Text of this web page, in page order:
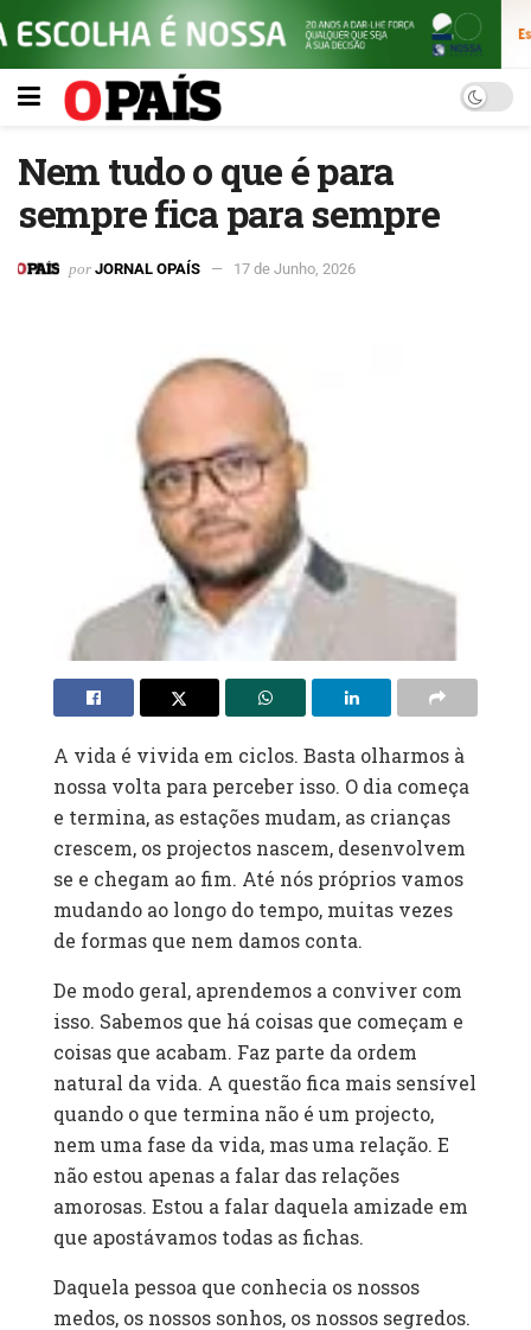
Nem tudo o que é para
sempre fica para sempre
por JORNAL OPAÍS 17 de Junho, 2026
A vida é vivida em ciclos. Basta olharmos à
nossa volta para perceber isso. O dia começa
e termina, as estações mudam, as crianças
crescem, os projectos nascem, desenvolvem
se e chegam ao fim. Até nós próprios vamos
mudando ao longo do tempo, muitas vezes
de formas que nem damos conta.
De modo geral, aprendemos a conviver com
isso. Sabemos que há coisas que começam e
coisas que acabam. Faz parte da ordem
natural da vida. A questão fica mais sensível
quando o que termina não é um projecto,
nem uma fase da vida, mas uma relação. E
não estou apenas a falar das relações
amorosas. Estou a falar daquela amizade em
que apostávamos todas as fichas.
Daquela pessoa que conhecia os nossos
medos, os nossos sonhos, os nossos segredos.